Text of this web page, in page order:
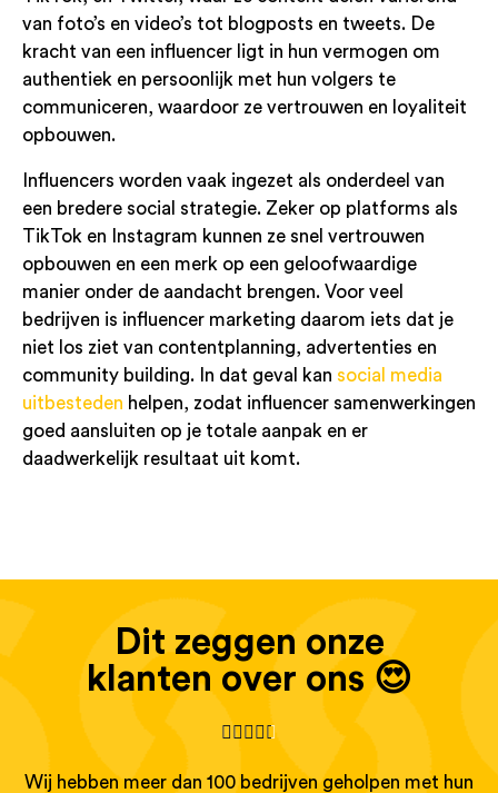
van foto’s en video’s tot blogposts en tweets. De
kracht van een influencer ligt in hun vermogen om
authentiek en persoonlijk met hun volgers te
communiceren, waardoor ze vertrouwen en loyaliteit
opbouwen.
Influencers worden vaak ingezet als onderdeel van
een bredere social strategie. Zeker op platforms als
TikTok en Instagram kunnen ze snel vertrouwen
opbouwen en een merk op een geloofwaardige
manier onder de aandacht brengen. Voor veel
bedrijven is influencer marketing daarom iets dat je
niet los ziet van contentplanning, advertenties en
community building. In dat geval kan social media
uitbesteden helpen, zodat influencer samenwerkingen
goed aansluiten op je totale aanpak en er
daadwerkelijk resultaat uit komt.
Dit zeggen onze
klanten over ons 😍
    
Wij hebben meer dan 100 bedrijven geholpen met hun